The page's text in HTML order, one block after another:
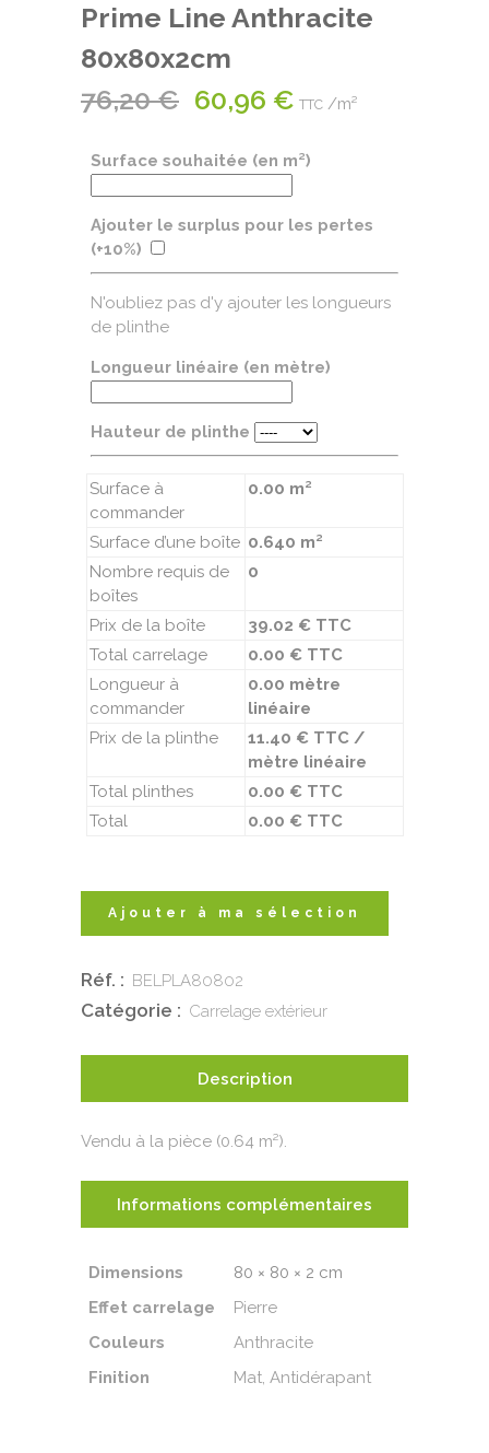
Prime Line Anthracite
80x80x2cm
76,20€
Le
était :
76,20 €.
60,96 € Le
est :
TTC /m²
Surface souhaitée (en m²)
Ajouter le surplus pour les pertes
(+10%)
N'oubliez pas d'y ajouter les longueurs
de plinthe
Longueur linéaire (en mètre)
Hauteur de plinthe
Surface à
commander
0.00 m²
Surface d’une boîte 0.640 m²
Nombre requis de
boîtes
0
Prix de la boîte
39.02 € TTC
Total carrelage
0.00 € TTC
Longueur à
commander
0.00 mètre
linéaire
Prix de la plinthe
11.40 € TTC /
mètre linéaire
Total plinthes
0.00 € TTC
Total
0.00 € TTC
Ajouter à ma sélection
Réf. : BELPLA80802
Catégorie : Carrelage extérieur
Description
Vendu à la pièce (0.64 m²).
Informations complémentaires
Dimensions
80 × 80 × 2 cm
Effet carrelage
Pierre
Couleurs
Anthracite
Finition
Mat, Antidérapant